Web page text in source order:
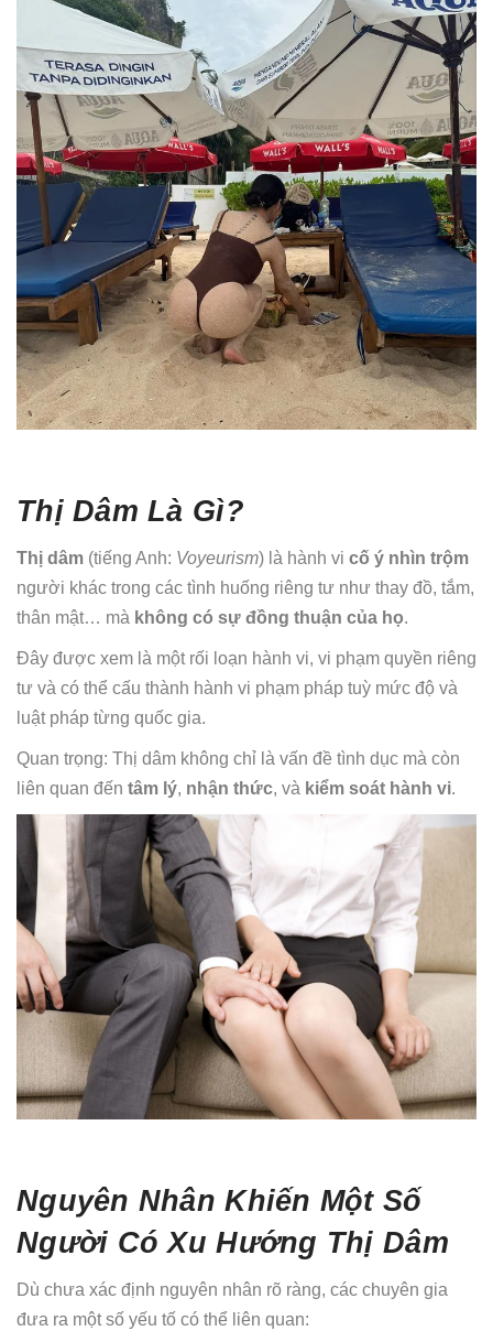
Thị Dâm Là Gì?
Thị dâm (tiếng Anh: Voyeurism) là hành vi cố ý nhìn trộm
người khác trong các tình huống riêng tư như thay đồ, tắm,
thân mật… mà không có sự đồng thuận của họ.
Đây được xem là một rối loạn hành vi, vi phạm quyền riêng
tư và có thể cấu thành hành vi phạm pháp tuỳ mức độ và
luật pháp từng quốc gia.
Quan trọng: Thị dâm không chỉ là vấn đề tình dục mà còn
liên quan đến tâm lý, nhận thức, và kiểm soát hành vi.
Nguyên Nhân Khiến Một Số
Người Có Xu Hướng Thị Dâm
Dù chưa xác định nguyên nhân rõ ràng, các chuyên gia
đưa ra một số yếu tố có thể liên quan: